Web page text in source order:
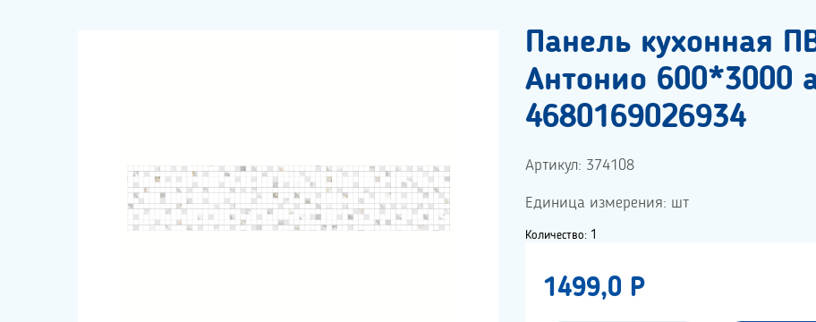
Панель кухонная
Антонио 600*3000
4680169026934
Артикул: 374108
Единица измерения: шт
Количество: 1
1499,0 P